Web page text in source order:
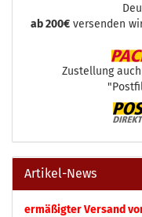
ab 200€ versenden
Zustellung auch
Artikel-News
ermäßigter Versand